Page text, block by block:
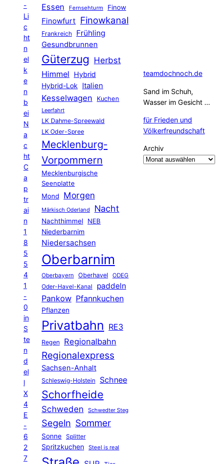
-
Li
c
ht
n
el
k
e
n
b
ei
N
a
c
ht
C
a
p
tr
ai
n
1
8
5
5
4
1
-
0
in
S
te
n
d
el
l
X
4
E
-
6
2
7
Essen Fernsehturm Finow
Finowfurt Finowkanal
Frankreich Frühling
Gesundbrunnen
Güterzug Herbst
Himmel
Hybrid
Hybrid-Lok Italien
Kesselwagen Kuchen
Leerfahrt
LK Dahme-Spreewald
LK Oder-Spree
Mecklenburg-
Vorpommern
Mecklenburgische
Seenplatte
Mond
Morgen
Märkisch Oderland Nacht
Nachthimmel
NEB
Niederbarnim
Niedersachsen
Oberbarnim
Oberbayern Oberhavel ODEG
Oder-Havel-Kanal paddeln
Pankow Pfannkuchen
Pflanzen
Privatbahn RE3
Regen Regionalbahn
Regionalexpress
Sachsen-Anhalt
Schleswig-Holstein Schnee
Schorfheide
Schweden Schwedter Steg
Segeln Sommer
Sonne Splitter
Spritzkuchen Steel is real
teamdochnoch.de
Sand im Schuh,
Wasser im Gesicht …
für Frieden und
Völkerfreundschaft
Archiv